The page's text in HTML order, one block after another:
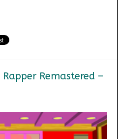
Remastered –